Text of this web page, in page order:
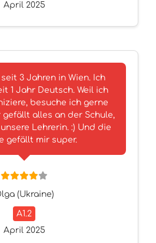
April 2025
3 Jahren in Wien. Ich
1 Jahr Deutsch. Weil ich
besuche ich gerne
gefällt alles an der Schule,
Lehrerin. :) Und die
gefällt mir super.
(Ukraine)
A1.2
April 2025